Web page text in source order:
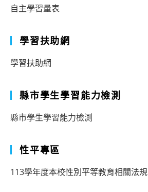
自主學習量表
學習扶助網
學習扶助網
縣市學生學習能力檢測
縣市學生學習能力檢測
性平專區
113學年度本校性別平等教育相關法規